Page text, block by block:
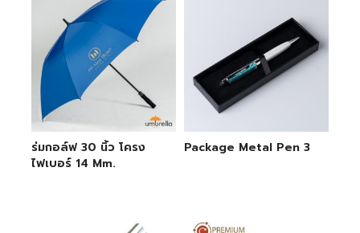
ร่มกอล์ฟ 30 นิ้ว โครง
ไฟเบอร์ 14 Mm.
Package Metal Pen 3